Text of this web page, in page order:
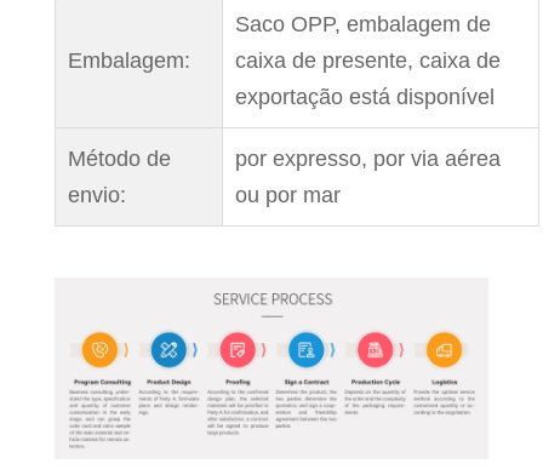
Embalagem:
Saco OPP, embalagem de
caixa de presente, caixa de
exportação está disponível
Método de
envio:
por expresso, por via aérea
ou por mar